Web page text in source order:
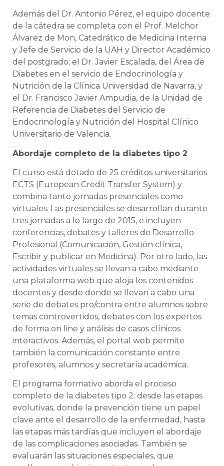
Además del Dr. Antonio Pérez, el equipo docente
de la cátedra se completa con el Prof. Melchor
Álvarez de Mon, Catedrático de Medicina Interna
y Jefe de Servicio de la UAH y Director Académico
del postgrado; el Dr. Javier Escalada, del Área de
Diabetes en el servicio de Endocrinología y
Nutrición de la Clínica Universidad de Navarra, y
el Dr. Francisco Javier Ampudia, de la Unidad de
Referencia de Diabetes del Servicio de
Endocrinología y Nutrición del Hospital Clínico
Universitario de Valencia.
Abordaje completo de la diabetes tipo 2
El curso está dotado de 25 créditos universitarios
ECTS (European Credit Transfer System) y
combina tanto jornadas presenciales como
virtuales. Las presenciales se desarrollan durante
tres jornadas a lo largo de 2015, e incluyen
conferencias, debates y talleres de Desarrollo
Profesional (Comunicación, Gestión clínica,
Escribir y publicar en Medicina). Por otro lado, las
actividades virtuales se llevan a cabo mediante
una plataforma web que aloja los contenidos
docentes y desde donde se llevan a cabo una
serie de debates pro/contra entre alumnos sobre
temas controvertidos, debates con los expertos
de forma on line y análisis de casos clínicos
interactivos. Además, el portal web permite
también la comunicación constante entre
profesores, alumnos y secretaría académica.
El programa formativo aborda el proceso
completo de la diabetes tipo 2: desde las etapas
evolutivas, donde la prevención tiene un papel
clave ante el desarrollo de la enfermedad, hasta
las etapas más tardías que incluyen el abordaje
de las complicaciones asociadas. También se
evaluarán las situaciones especiales, que